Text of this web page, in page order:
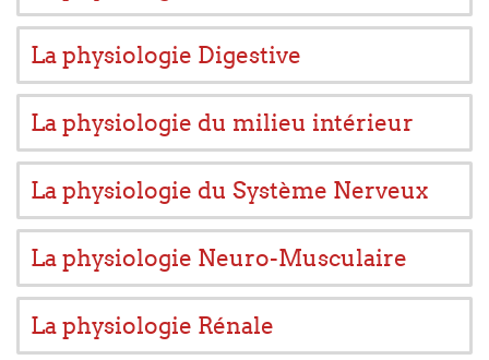
La physiologie Digestive
La physiologie du milieu intérieur
La physiologie du Système Nerveux
La physiologie Neuro-Musculaire
La physiologie Rénale